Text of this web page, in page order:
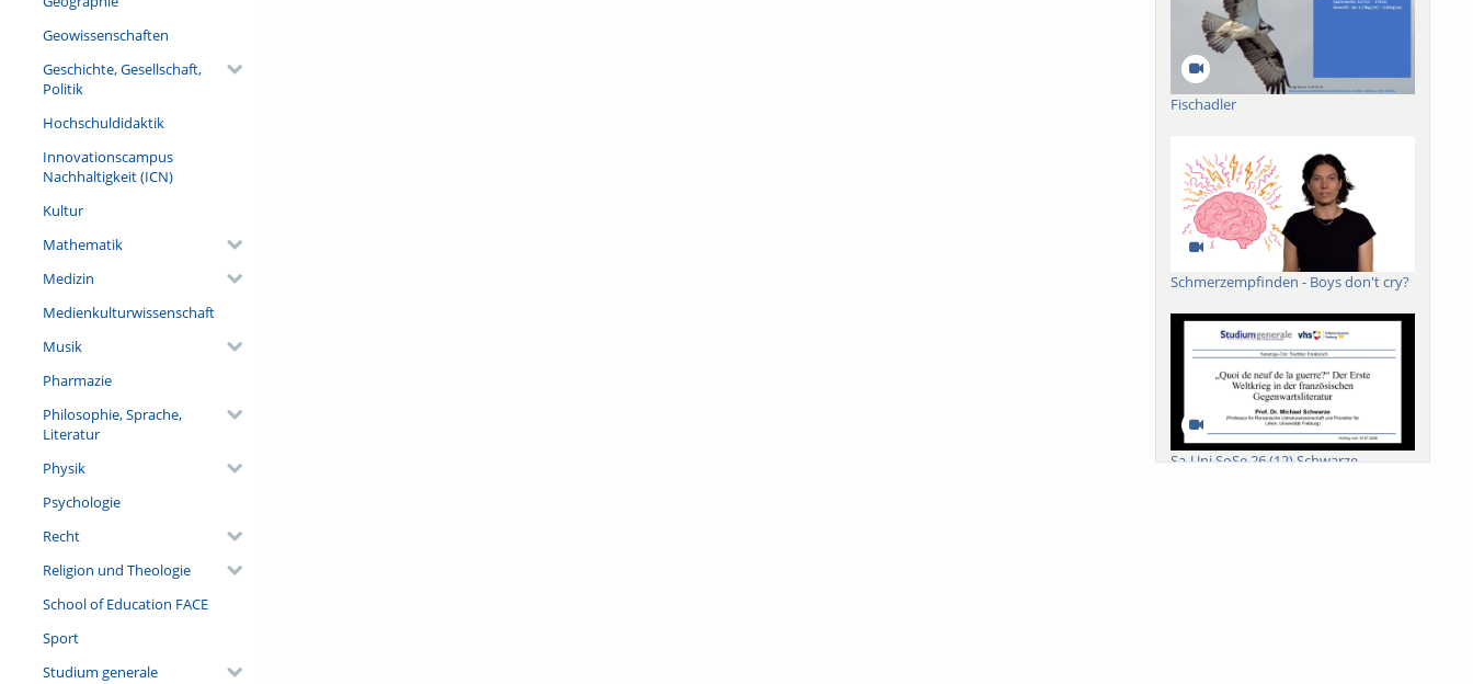
Geowissenschaften
Geschichte, Gesellschaft,
Politik
Hochschuldidaktik
Innovationscampus
Nachhaltigkeit (ICN)
Kultur
Mathematik
Medizin
Medienkulturwissenschaft
Musik
Pharmazie
Philosophie, Sprache,
Literatur
Physik
Psychologie
Recht
Religion und Theologie
School of Education FACE
Sport
Studium generale
Fischadler
Schmerzempfinden - Boys don't cry?
Sa-Uni SoSe 26 (12) Schwarze